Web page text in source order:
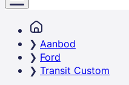
Aanbod
Ford
Transit Custom